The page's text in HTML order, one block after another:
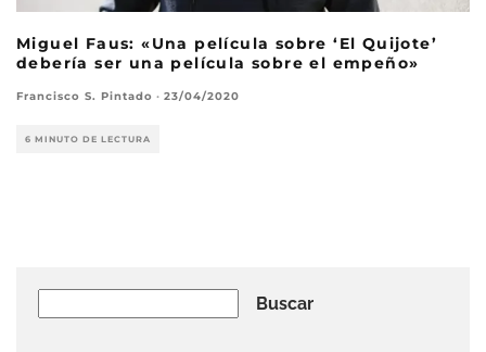
Miguel Faus: «Una película sobre ‘El Quijote’
debería ser una película sobre el empeño»
Francisco S. Pintado · 23/04/2020
6 MINUTO DE LECTURA
Buscar